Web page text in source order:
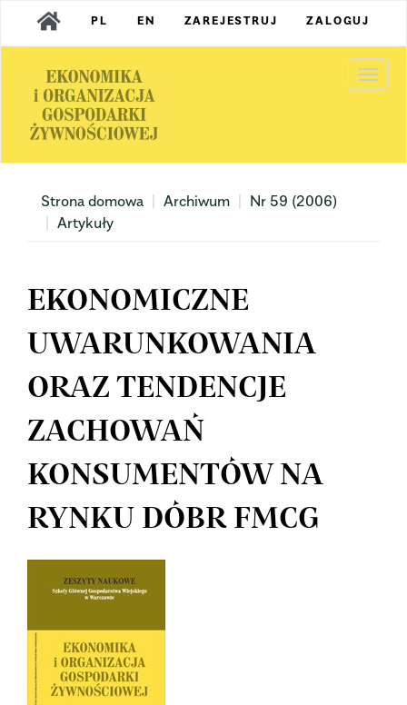
Main
Navigation
Content
Sidebar
PL EN ZAREJESTRUJ ZALOGUJ
Strona domowa Archiwum
Nr 59 (2006)
Artykuły
EKONOMICZNE
UWARUNKOWANIA
ORAZ TENDENCJE
ZACHOWAŃ
KONSUMENTÓW NA
RYNKU DÓBR FMCG
Article
Sidebar